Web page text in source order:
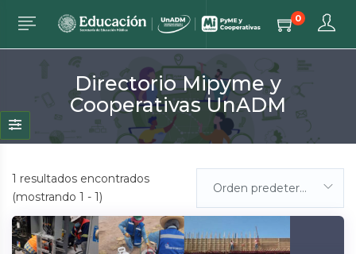
0
Directorio Mipyme y
Cooperativas UnADM
1 resultados encontrados
(mostrando 1 - 1)
Orden predeterminada